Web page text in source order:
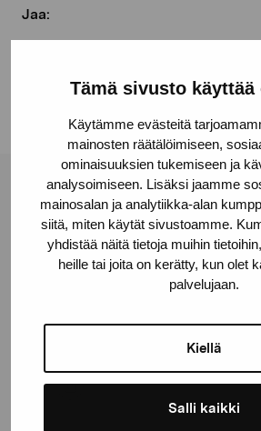
Tämä sivusto käyttää
Käytämme evästeitä
mainosten räätälöimiseen,
ominaisuuksien tukemiseen ja
analysoimiseen. Lisäksi jaamme
mainosalan ja analytiikka-alan
siitä, miten käytät sivustoamme.
yhdistää näitä tietoja muihin
heille tai joita on kerätty, kun olet
palvelujaan.
Kiellä
Salli kaikki
Jaa:
Linkedin
Pro Artibus -säätiö
Kustaa Vaasan katu 11
+358 (0)50 371 6339